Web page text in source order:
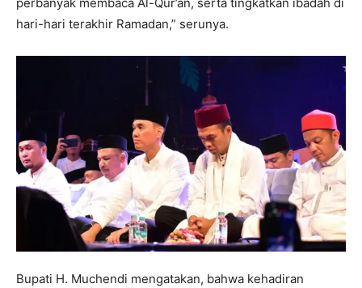
hari-hari terakhir Ramadan,” serunya.
Bupati H. Muchendi mengatakan, bahwa kehadiran